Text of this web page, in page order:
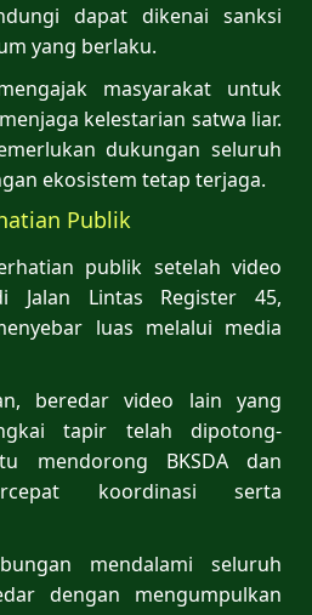
dapat dikenai sanksi
yang berlaku.
masyarakat untuk
kelestarian satwa liar.
dukungan seluruh
ekosistem tetap terjaga.
Publik
publik setelah video
Jalan Lintas Register 45,
luas melalui media
beredar video lain yang
tapir telah dipotong-
mendorong BKSDA dan
koordinasi serta
mendalami seluruh
dengan mengumpulkan